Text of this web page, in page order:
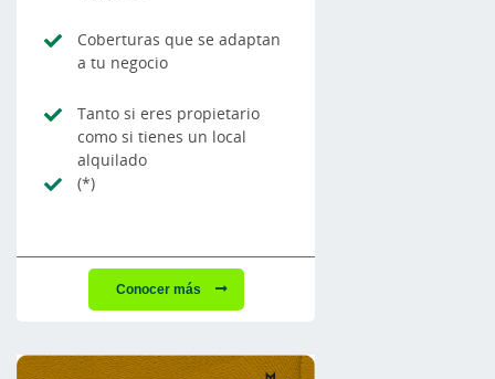
Coberturas que se adaptan
a tu negocio
Tanto si eres propietario
como si tienes un local
alquilado
(*)
Conocer más